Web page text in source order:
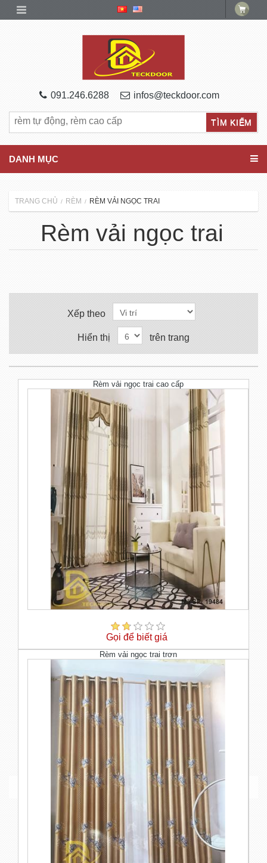
091.246.6288 infos@teckdoor.com
DANH MỤC
TRANG CHỦ / RÈM / RÈM VẢI NGỌC TRAI
Rèm vải ngọc trai
Xếp theo
Hiển thị trên trang
Rèm vải ngọc trai cao cấp
Rèm vải đẳng cấp, sang trọng,uy tín tại Thái Nguyên và Hà Nội
Gọi để biết giá
Rèm vải ngọc trai trơn